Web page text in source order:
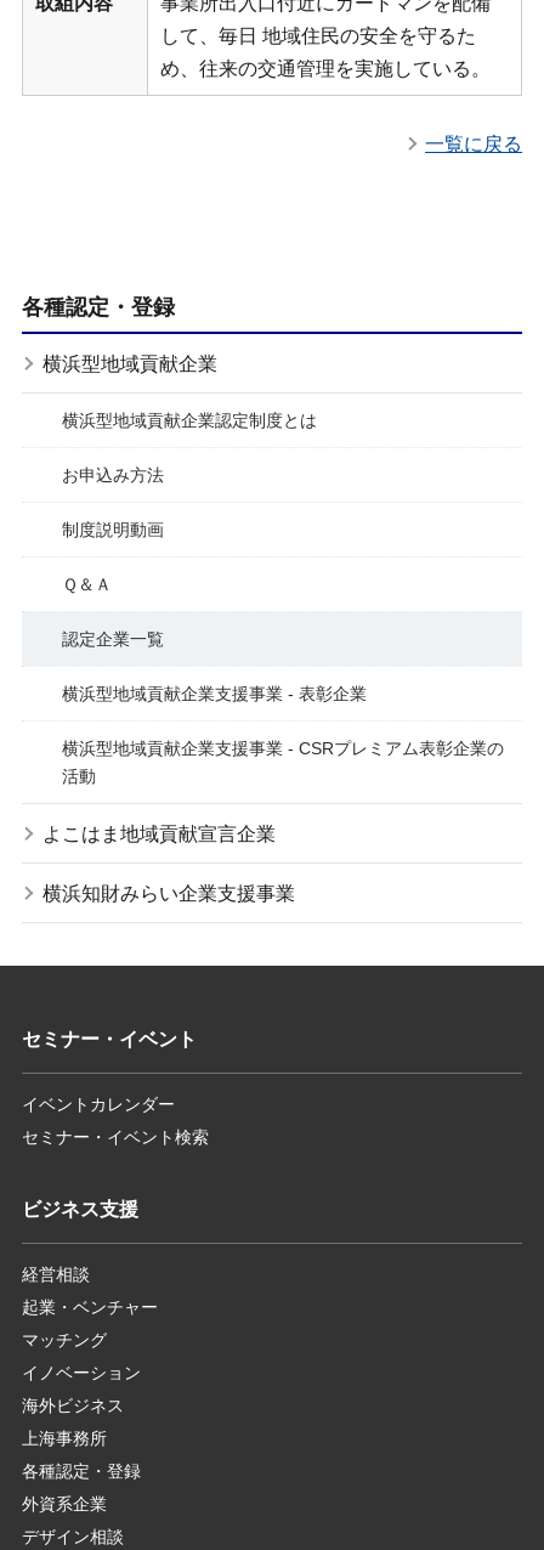
して、毎日 地域住民の安全を守るた
め、往来の交通管理を実施している。
一覧に戻る
各種認定・登録
横浜型地域貢献企業
横浜型地域貢献企業認定制度とは
お申込み方法
制度説明動画
Ｑ＆Ａ
認定企業一覧
横浜型地域貢献企業支援事業 - 表彰企業
横浜型地域貢献企業支援事業 - CSRプレミアム表彰企業の
活動
よこはま地域貢献宣言企業
横浜知財みらい企業支援事業
セミナー・イベント
イベントカレンダー
セミナー・イベント検索
ビジネス支援
経営相談
起業・ベンチャー
マッチング
イノベーション
海外ビジネス
上海事務所
各種認定・登録
外資系企業
デザイン相談